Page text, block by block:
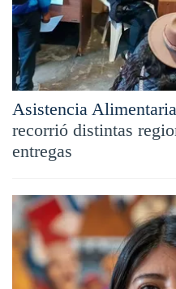
Asistencia
recorrió distintas
entregas